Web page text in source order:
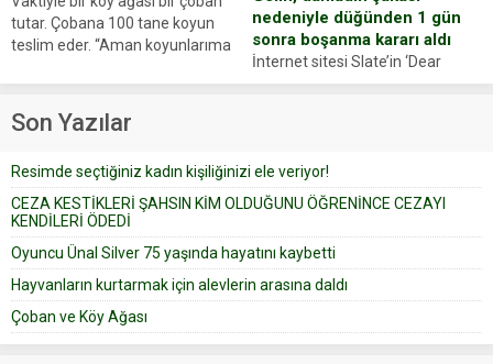
tutar. Çobana 100 tane koyun
teslim eder. “Aman koyunlarıma
Çoban koyunları alır gider. Aylar...
nedeniyle düğünden 1 gün
sonra boşanma kararı aldı
İnternet sitesi Slate’in ‘Dear
Prudence’ isimli tavsiye köşesine
yapıştırdığı için düğünden...
Son Yazılar
Resimde seçtiğiniz kadın kişiliğinizi ele veriyor!
CEZA KESTİKLERİ ŞAHSIN KİM OLDUĞUNU ÖĞRENİNCE CEZAYI
KENDİLERİ ÖDEDİ
Oyuncu Ünal Silver 75 yaşında hayatını kaybetti
Hayvanların kurtarmak için alevlerin arasına daldı
Çoban ve Köy Ağası